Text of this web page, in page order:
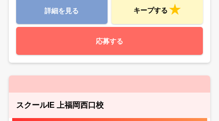
詳細を見る キープする
応募する
スクールIE 上福岡西口校